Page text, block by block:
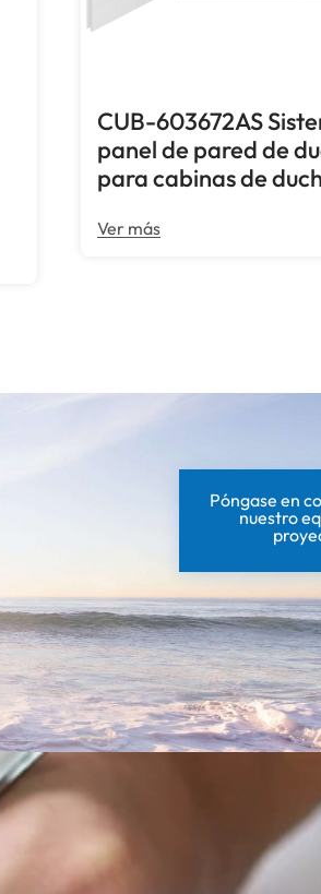
CUB-603672AS
panel de pared de
para cabinas de
Ver más
Póngase en
nuestro